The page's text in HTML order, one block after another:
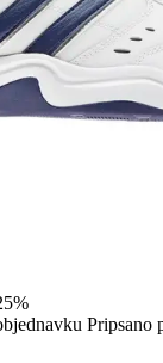
Pripsano